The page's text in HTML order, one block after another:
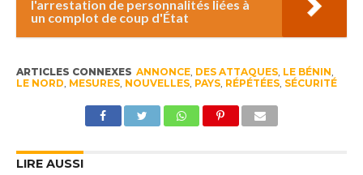
l'arrestation de personnalités liées à
un complot de coup d'État
ARTICLES CONNEXES ANNONCE, DES ATTAQUES, LE BÉNIN,
LE NORD, MESURES, NOUVELLES, PAYS, RÉPÉTÉES, SÉCURITÉ
LIRE AUSSI